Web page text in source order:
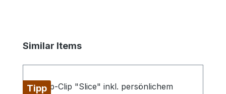
Produktgalerie überspringen
Similar Items
Tipp